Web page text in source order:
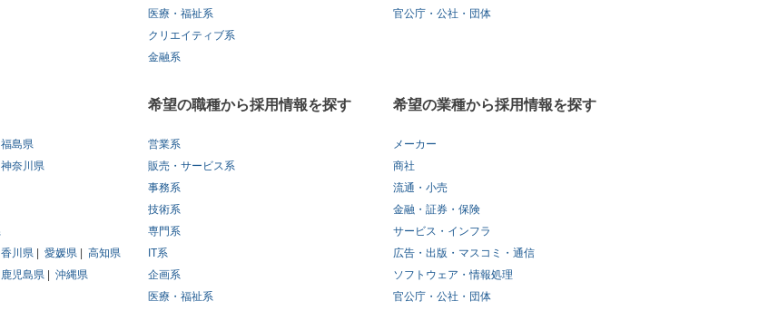
医療・福祉系
クリエイティブ系
金融系
官公庁・公社・団体
福島県
神奈川県
香川県 愛媛県
高知県
鹿児島県
沖縄県
希望の職種から採用情報を探す
営業系
販売・サービス系
事務系
技術系
専門系
IT系
企画系
医療・福祉系
希望の業種から採用情報を探す
メーカー
商社
流通・小売
金融・証券・保険
サービス・インフラ
広告・出版・マスコミ・通信
ソフトウェア・情報処理
官公庁・公社・団体